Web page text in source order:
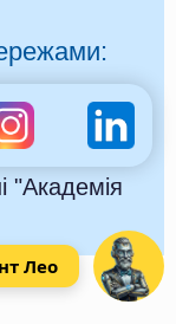
"Академія
Лео